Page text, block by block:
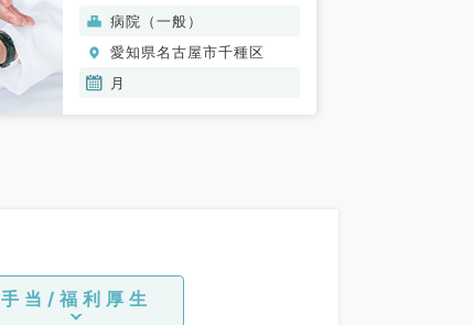
般内科、老年内科、外科系
全般、一般外科
病院（一般）
愛知県名古屋市千種区
月
手当/福利厚生